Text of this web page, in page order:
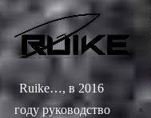
Ruike…, в 2016
году руководство